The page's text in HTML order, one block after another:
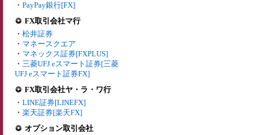
・ PayPay銀行[FX]
FX取引会社マ行
・ 松井証券
・ マネースクエア
・ マネックス証券[FXPLUS]
・ 三菱UFJ eスマート証券[三菱
UFJ eスマート証券FX]
FX取引会社ヤ・ラ・ワ行
・ LINE証券[LINEFX]
・ 楽天証券[楽天FX]
オプション取引会社